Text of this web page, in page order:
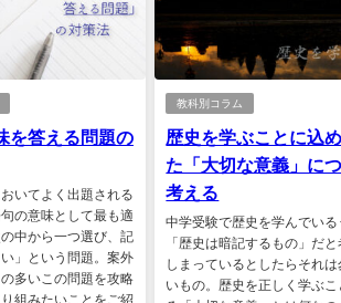
を答える問題の
いてよく出題される
句の意味として最も適
中から一つ選び、記
」という問題。案外
多いこの問題を攻略
組みたいことをご紹
教科別コラム
歴史を学ぶことに込
た「大切な意義」に
考える
中学受験で歴史を学んでいる
「歴史は暗記するもの」だと
しまっているとしたらそれは
いもの。歴史を正しく学ぶこ